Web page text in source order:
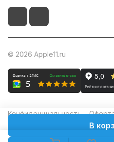
В
© 2026 Apple11.ru
Конфиденциальность